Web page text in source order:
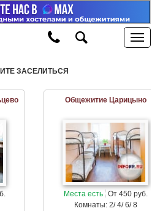
ЗАСЕЛИТЬСЯ
Общежитие Царицыно
Места есть От 450 руб.
Комнаты: 2/ 4/ 6/ 8